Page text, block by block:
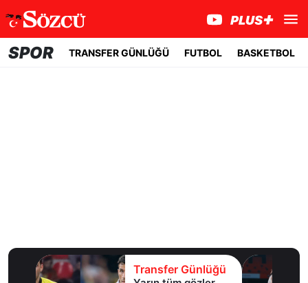
SPOR TRANSFER GÜNLÜĞÜ FUTBOL BASKETBOL
Transfer Günlüğü